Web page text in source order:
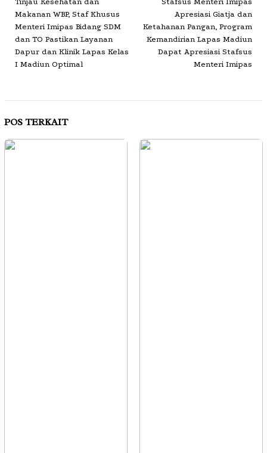
pos
Makanan WBP, Staf Khusus
Menteri Imipas Bidang SDM
dan TO Pastikan Layanan
Dapur dan Klinik Lapas Kelas
I Madiun Optimal
Apresiasi Giatja dan
Ketahanan Pangan, Program
Kemandirian Lapas Madiun
Dapat Apresiasi Stafsus
Menteri Imipas
POS TERKAIT